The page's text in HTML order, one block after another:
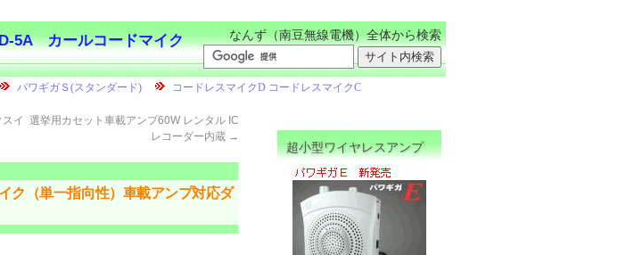
5A カールコードマイク
なんず（南豆無線電機）全体から検索
イ 選挙用カセット車載アンプ60W レンタル IC
レコーダー内蔵 →
ク（単一指向性）車載アンプ対応ダ
超小型ワイヤレスアンプ